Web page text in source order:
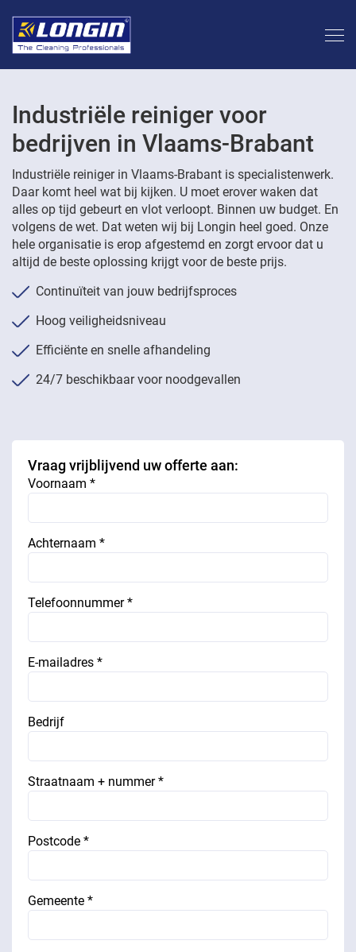
Industriële reiniger voor
bedrijven in Vlaams-Brabant
Industriële reiniger in Vlaams-Brabant is specialistenwerk.
Daar komt heel wat bij kijken. U moet erover waken dat
alles op tijd gebeurt en vlot verloopt. Binnen uw budget. En
volgens de wet. Dat weten wij bij Longin heel goed. Onze
hele organisatie is erop afgestemd en zorgt ervoor dat u
altijd de beste oplossing krijgt voor de beste prijs.
Continuïteit van jouw bedrijfsproces
Hoog veiligheidsniveau
Efficiënte en snelle afhandeling
24/7 beschikbaar voor noodgevallen
Vraag vrijblijvend uw offerte aan:
Voornaam *
Achternaam *
Telefoonnummer *
E-mailadres *
Bedrijf
Straatnaam + nummer *
Postcode *
Gemeente *